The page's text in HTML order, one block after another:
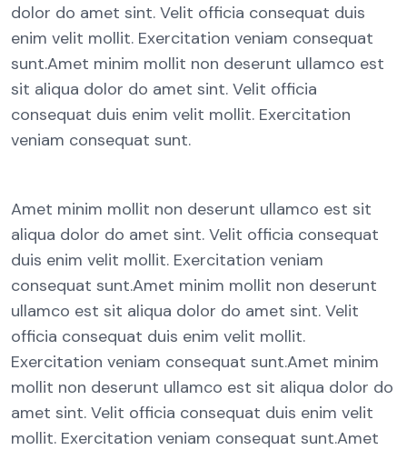
dolor do amet sint. Velit officia consequat duis
enim velit mollit. Exercitation veniam consequat
sunt.Amet minim mollit non deserunt ullamco est
sit aliqua dolor do amet sint. Velit officia
consequat duis enim velit mollit. Exercitation
veniam consequat sunt.
Amet minim mollit non deserunt ullamco est sit
aliqua dolor do amet sint. Velit officia consequat
duis enim velit mollit. Exercitation veniam
consequat sunt.Amet minim mollit non deserunt
ullamco est sit aliqua dolor do amet sint. Velit
officia consequat duis enim velit mollit.
Exercitation veniam consequat sunt.Amet minim
mollit non deserunt ullamco est sit aliqua dolor do
amet sint. Velit officia consequat duis enim velit
mollit. Exercitation veniam consequat sunt.Amet